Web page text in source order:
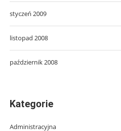
styczeń 2009
listopad 2008
październik 2008
Kategorie
Administracyjna